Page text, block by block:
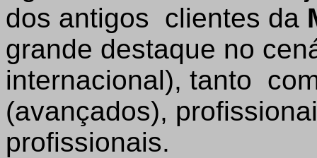
dos antigos clientes da
grande destaque no
internacional), tanto
(avançados),
profissionais.